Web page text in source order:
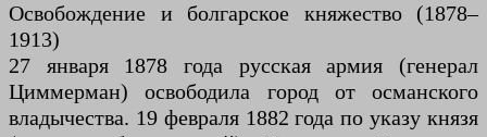
Освобождение и болгарское княжество (1878–
1913)
27 января 1878 года русская армия (генерал
Циммерман) освободила город от османского
владычества. 19 февраля 1882 года по указу князя